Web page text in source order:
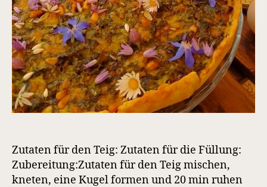
Zutaten für den Teig: Zutaten für die Füllung:
Zubereitung:Zutaten für den Teig mischen,
kneten, eine Kugel formen und 20 min ruhen